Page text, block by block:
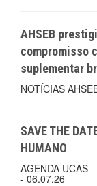
AHSEB
compromisso
suplementar
NOTÍCIAS
SAVE THE
HUMANO
AGENDA UCAS
- 06.07.26